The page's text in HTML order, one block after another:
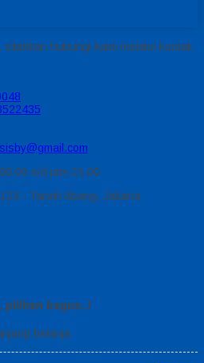
hubungi kami melalui kontak
s/d jam 21.00
- Tanah Abang, Jakarta
pilihan bagus..!
belanja